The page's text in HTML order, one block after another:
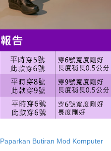
Paparkan Butiran Mod Komputer